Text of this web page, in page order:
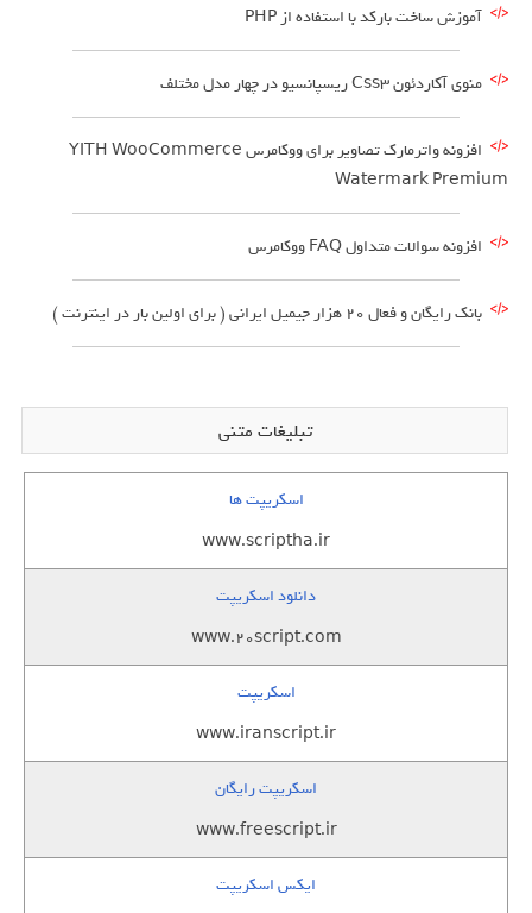
آموزش ساخت بارکد با استفاده از PHP
منوی آکاردئون Css3 ریسپانسیو در چهار مدل مختلف
افزونه واترمارک تصاویر برای ووکامرس YITH WooCommerce
Watermark Premium
افزونه سوالات متداول FAQ ووکامرس
بانک رایگان و فعال 20 هزار جیمیل ایرانی ( برای اولین بار در اینترنت )
تبلیغات متنی
اسکریپت ها
www.scriptha.ir
دانلود اسکریپت
www.20script.com
اسکریپت
www.iranscript.ir
اسکریپت رایگان
www.freescript.ir
ایکس اسکریپت